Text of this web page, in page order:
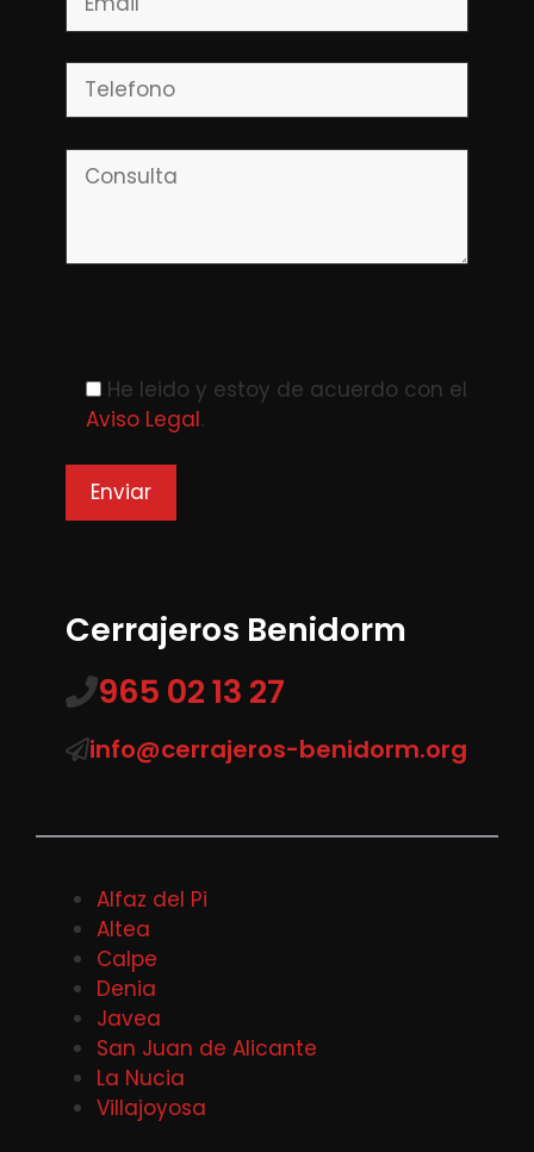
He leido y estoy de acuerdo con el
Aviso Legal.
Cerrajeros Benidorm
965 02 13 27
info@cerrajeros-benidorm.org
Alfaz del Pi
Altea
Calpe
Denia
Javea
San Juan de Alicante
La Nucia
Villajoyosa